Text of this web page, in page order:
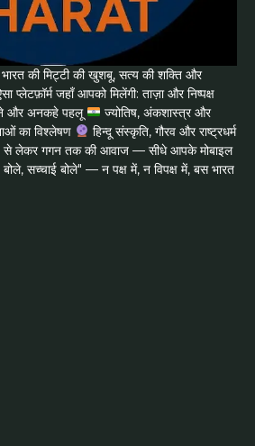
की मिट्टी की खुशबू, सत्य की शक्ति और
प्लेटफ़ॉर्म जहाँ आपको मिलेंगी: ताज़ा और निष्पक्ष
और अनकहे पहलू
ज्योतिष, अंकशास्त्र और
का विश्लेषण
हिन्दू संस्कृति, गौरव और राष्ट्रधर्म
से लेकर गगन तक की आवाज — सीधे आपके मोबाइल
बोले, सच्चाई बोले" — न पक्ष में, न विपक्ष में, बस भारत